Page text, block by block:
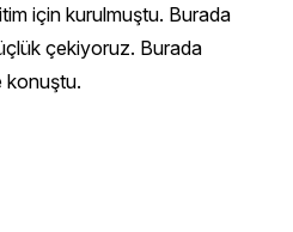
için kurulmuştu. Burada
çekiyoruz. Burada
konuştu.